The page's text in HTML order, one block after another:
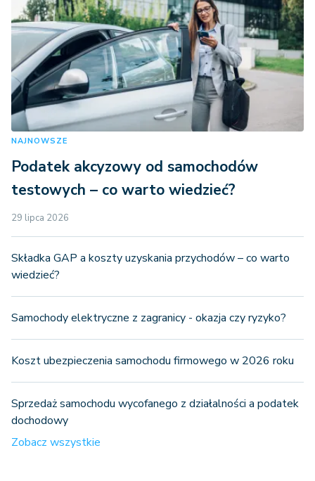
NAJNOWSZE
Podatek akcyzowy od samochodów
testowych – co warto wiedzieć?
29 lipca 2026
Składka GAP a koszty uzyskania przychodów – co warto
wiedzieć?
Samochody elektryczne z zagranicy - okazja czy ryzyko?
Koszt ubezpieczenia samochodu firmowego w 2026 roku
Sprzedaż samochodu wycofanego z działalności a podatek
dochodowy
Zobacz wszystkie